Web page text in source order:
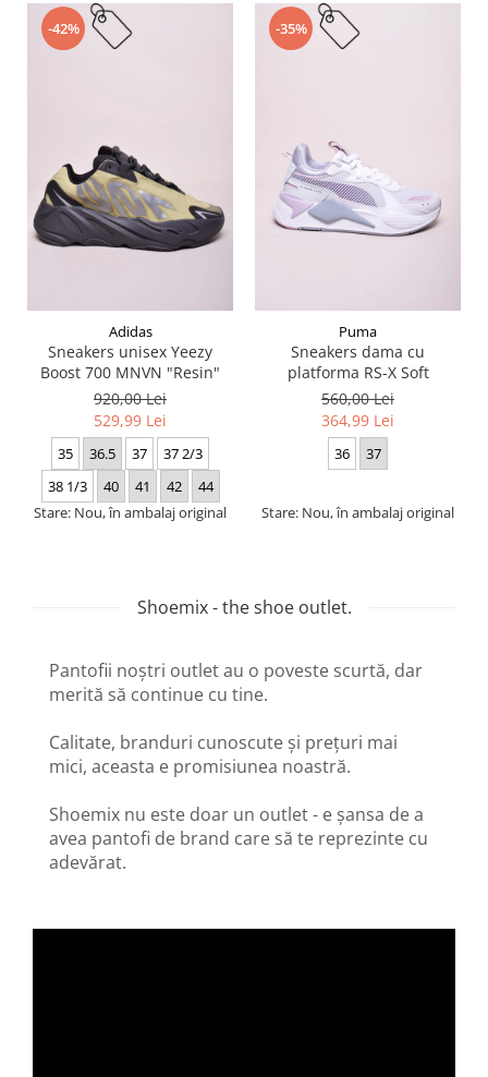
-42%
Adidas
Sneakers unisex Yeezy
Boost 700 MNVN "Resin"
920,00 Lei
529,99 Lei
35 36.5 37
37 2/3
38 1/3
40 41 42
44
Stare: Nou, în ambalaj original
-35%
Puma
Sneakers dama cu
platforma RS-X Soft
560,00 Lei
364,99 Lei
36 37
Stare: Nou, în ambalaj original
Shoemix - the shoe outlet.
Pantofii noștri outlet au o poveste scurtă, dar
merită să continue cu tine.
Calitate, branduri cunoscute și prețuri mai
mici, aceasta e promisiunea noastră.
Shoemix nu este doar un outlet - e șansa de a
avea pantofi de brand care să te reprezinte cu
adevărat.